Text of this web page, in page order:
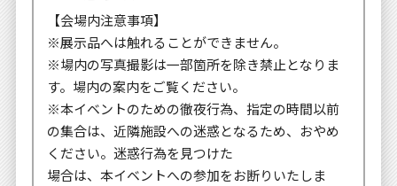
【会場内注意事項】
※展示品へは触れることができません。
※場内の写真撮影は一部箇所を除き禁止となりま
す。場内の案内をご覧ください。
※本イベントのための徹夜行為、指定の時間以前
の集合は、近隣施設への迷惑となるため、おやめ
ください。迷惑行為を見つけた
場合は、本イベントへの参加をお断りいたしま